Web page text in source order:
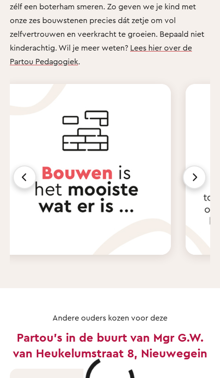
zélf een boterham smeren. Zo geven we je kind met
onze zes bouwstenen precies dát zetje om vol
zelfvertrouwen en veerkracht te groeien. Bepaald niet
kinderachtig. Wil je meer weten? Lees hier over de
Partou Pedagogiek.
Andere ouders kozen voor deze
Partou's in de buurt van Mgr G.W.
van Heukelumstraat 8, Nieuwegein